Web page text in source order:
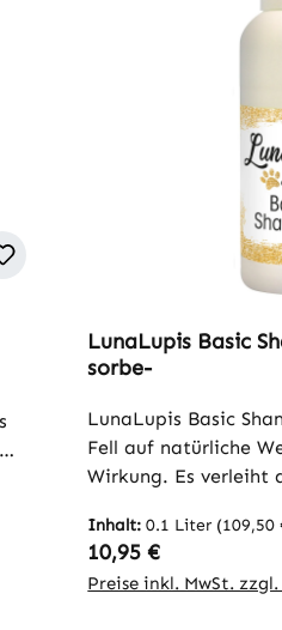
LunaLupis Basic
sorbe-
LunaLupis Basic
Fell auf natürliche
Wirkung. Es verleiht
gereinigt und
vorgebeugt.
eignet sich deshalb
Inhalt:0.1 Liter
Regulärer Preis:
10,95 €
Preise inkl. MwSt.